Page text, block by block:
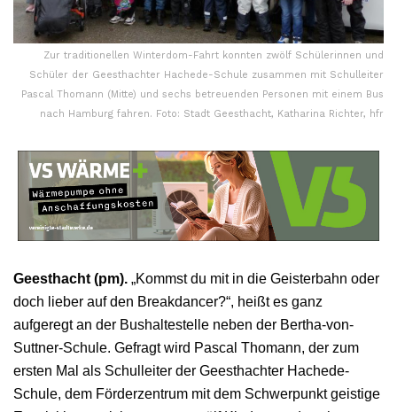
Zur traditionellen Winterdom-Fahrt konnten zwölf Schülerinnen und
Schüler der Geesthachter Hachede-Schule zusammen mit Schulleiter
Pascal Thomann (Mitte) und sechs betreuenden Personen mit einem Bus
nach Hamburg fahren. Foto: Stadt Geesthacht, Katharina Richter, hfr
Geesthacht (pm). „Kommst du mit in die Geisterbahn oder
doch lieber auf den Breakdancer?“, heißt es ganz
aufgeregt an der Bushaltestelle neben der Bertha-von-
Suttner-Schule. Gefragt wird Pascal Thomann, der zum
ersten Mal als Schulleiter der Geesthachter Hachede-
Schule, dem Förderzentrum mit dem Schwerpunkt geistige